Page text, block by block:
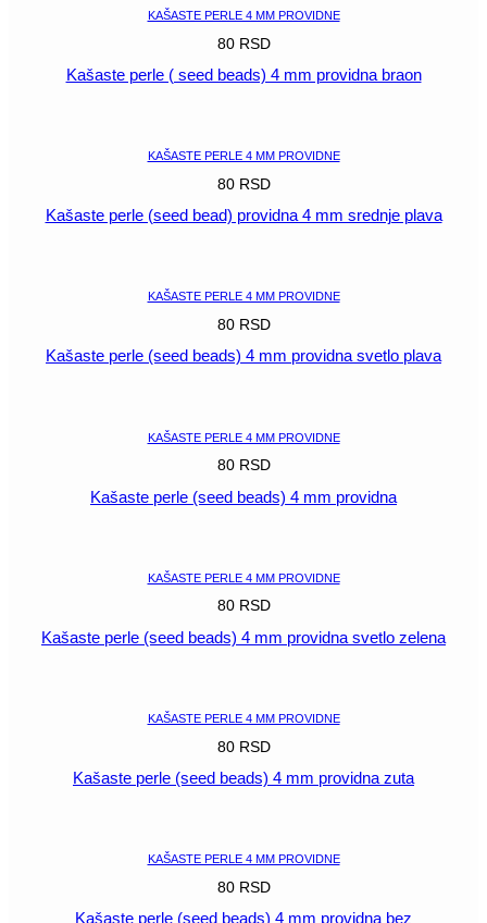
KAŠASTE PERLE 4 MM PROVIDNE
80 RSD
Kašaste perle ( seed beads) 4 mm providna braon
KAŠASTE PERLE 4 MM PROVIDNE
80 RSD
Kašaste perle (seed bead) providna 4 mm srednje plava
KAŠASTE PERLE 4 MM PROVIDNE
80 RSD
Kašaste perle (seed beads) 4 mm providna svetlo plava
KAŠASTE PERLE 4 MM PROVIDNE
80 RSD
Kašaste perle (seed beads) 4 mm providna
KAŠASTE PERLE 4 MM PROVIDNE
80 RSD
Kašaste perle (seed beads) 4 mm providna svetlo zelena
KAŠASTE PERLE 4 MM PROVIDNE
80 RSD
Kašaste perle (seed beads) 4 mm providna zuta
KAŠASTE PERLE 4 MM PROVIDNE
80 RSD
Kašaste perle (seed beads) 4 mm providna bez